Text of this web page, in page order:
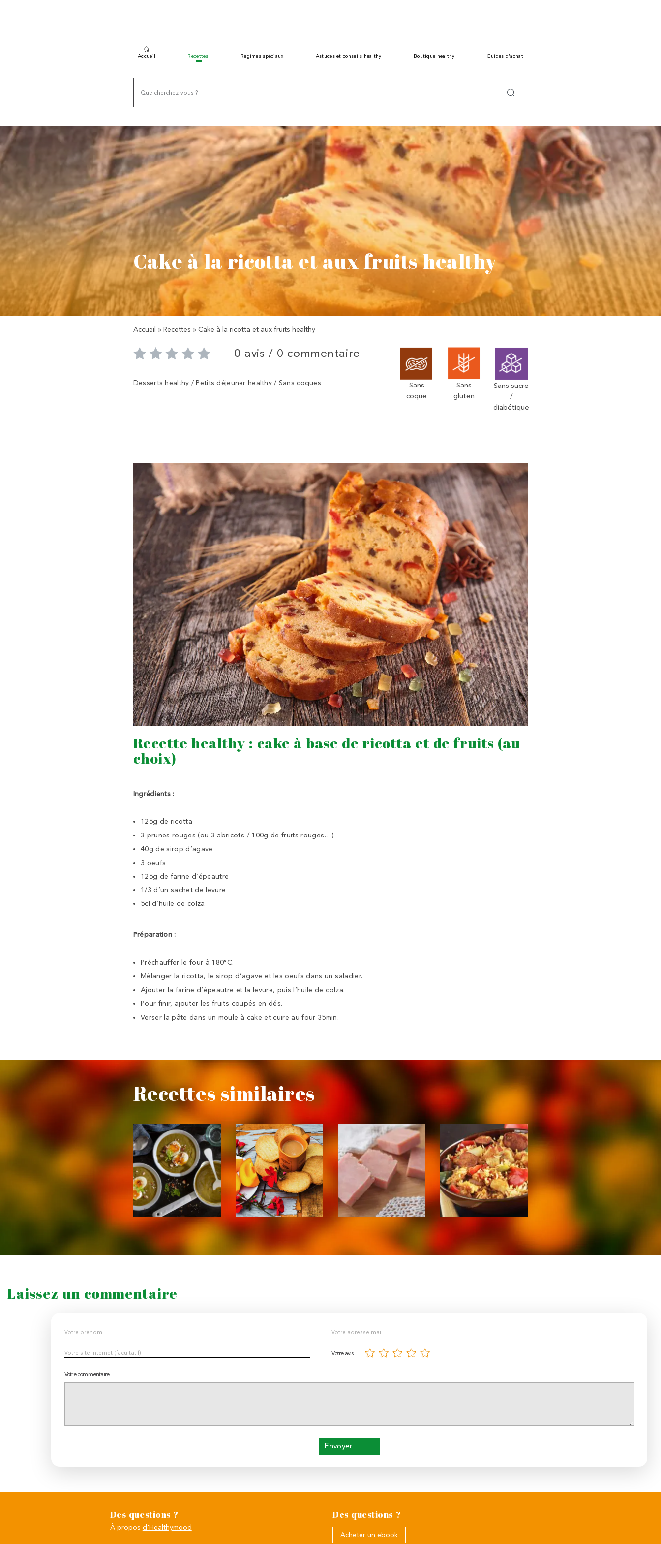
Accueil Recettes Régimes spéciaux Astuces et conseils healthy Boutique healthy Guides d’achat
Cake à la ricotta et aux fruits healthy
Accueil » Recettes » Cake à la ricotta et aux fruits healthy
0 avis / 0 commentaire
Desserts healthy / Petits déjeuner healthy / Sans coques
Sans
coque
Sans
gluten
Sans sucre
/
diabétique
Recette healthy : cake à base de ricotta et de fruits (au
choix)
Ingrédients :
125g de ricotta
3 prunes rouges (ou 3 abricots / 100g de fruits rouges…)
40g de sirop d’agave
3 oeufs
125g de farine d’épeautre
1/3 d’un sachet de levure
5cl d’huile de colza
Préparation :
Préchauffer le four à 180°C.
Mélanger la ricotta, le sirop d’agave et les oeufs dans un saladier.
Ajouter la farine d’épeautre et la levure, puis l’huile de colza.
Pour finir, ajouter les fruits coupés en dés.
Verser la pâte dans un moule à cake et cuire au four 35min.
Recettes similaires
Laissez un commentaire
Votre avis
Votre commentaire
Envoyer
Des questions ?
À propos d'Healthymood
Des questions ?
Acheter un ebook